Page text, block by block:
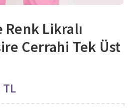
Likralı
Cerrahi Tek Üst
TL